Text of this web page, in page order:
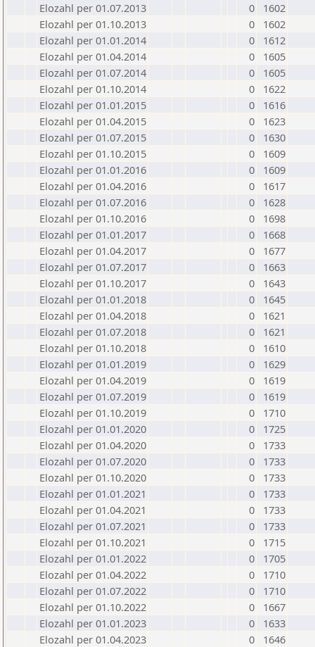
Elozahl per 01.07.2013
0
1602
Elozahl per 01.10.2013
0
1602
Elozahl per 01.01.2014
0
1612
Elozahl per 01.04.2014
0
1605
Elozahl per 01.07.2014
0
1605
Elozahl per 01.10.2014
0
1622
Elozahl per 01.01.2015
0
1616
Elozahl per 01.04.2015
0
1623
Elozahl per 01.07.2015
0
1630
Elozahl per 01.10.2015
0
1609
Elozahl per 01.01.2016
0
1609
Elozahl per 01.04.2016
0
1617
Elozahl per 01.07.2016
0
1628
Elozahl per 01.10.2016
0
1698
Elozahl per 01.01.2017
0
1668
Elozahl per 01.04.2017
0
1677
Elozahl per 01.07.2017
0
1663
Elozahl per 01.10.2017
0
1643
Elozahl per 01.01.2018
0
1645
Elozahl per 01.04.2018
0
1621
Elozahl per 01.07.2018
0
1621
Elozahl per 01.10.2018
0
1610
Elozahl per 01.01.2019
0
1629
Elozahl per 01.04.2019
0
1619
Elozahl per 01.07.2019
0
1619
Elozahl per 01.10.2019
0
1710
Elozahl per 01.01.2020
0
1725
Elozahl per 01.04.2020
0
1733
Elozahl per 01.07.2020
0
1733
Elozahl per 01.10.2020
0
1733
Elozahl per 01.01.2021
0
1733
Elozahl per 01.04.2021
0
1733
Elozahl per 01.07.2021
0
1733
Elozahl per 01.10.2021
0
1715
Elozahl per 01.01.2022
0
1705
Elozahl per 01.04.2022
0
1710
Elozahl per 01.07.2022
0
1710
Elozahl per 01.10.2022
0
1667
Elozahl per 01.01.2023
0
1633
Elozahl per 01.04.2023
0
1646